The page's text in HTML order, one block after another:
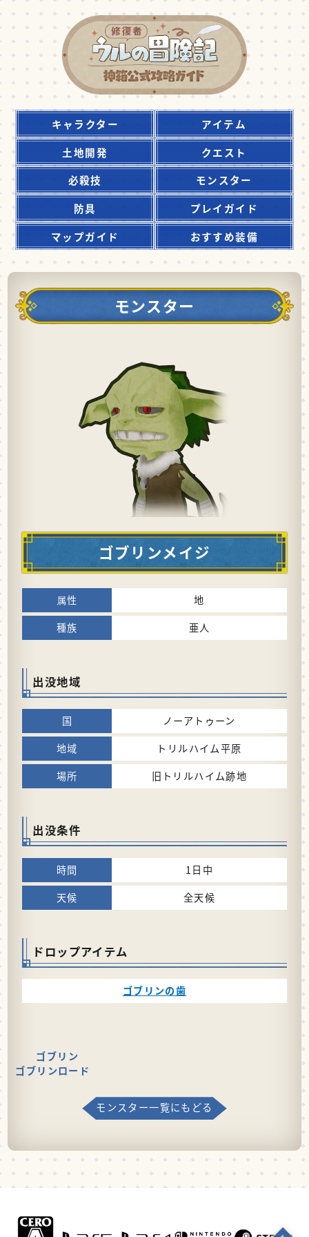
キャラクター
アイテム
土地開発
クエスト
必殺技
モンスター
防具
プレイガイド
マップガイド
おすすめ装備
モンスター
ゴブリンメイジ
地
亜人
出没地域
ノーアトゥーン
トリルハイム平原
旧トリルハイム跡地
出没条件
1日中
全天候
ドロップアイテム
ゴブリンの歯
ゴブリン
ゴブリンロード
モンスター一覧にもどる